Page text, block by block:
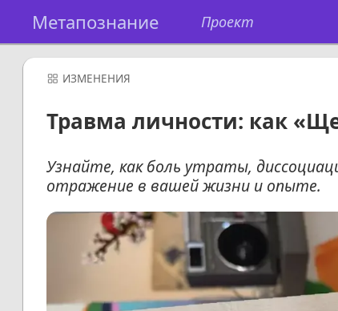
Метапознание Проект
ИЗМЕНЕНИЯ
Травма личности: как
Узнайте, как боль утраты,
отражение в вашей жизни и опыте.